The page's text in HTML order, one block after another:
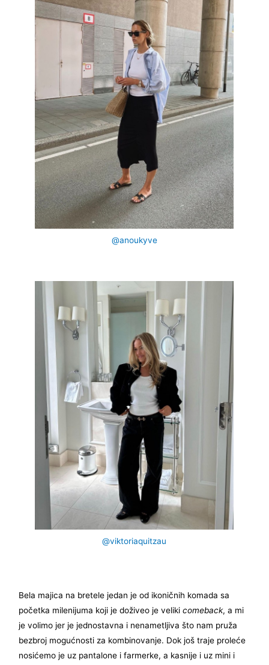
@anoukyve
@viktoriaquitzau
Bela majica na bretele jedan je od ikoničnih komada sa
početka milenijuma koji je doživeo je velikicomeback, a mi
je volimo jer je jednostavna i nenametljiva što nam pruža
bezbroj mogućnosti za kombinovanje. Dok još traje proleće
nosićemo je uz pantalone i farmerke, a kasnije i uz mini i